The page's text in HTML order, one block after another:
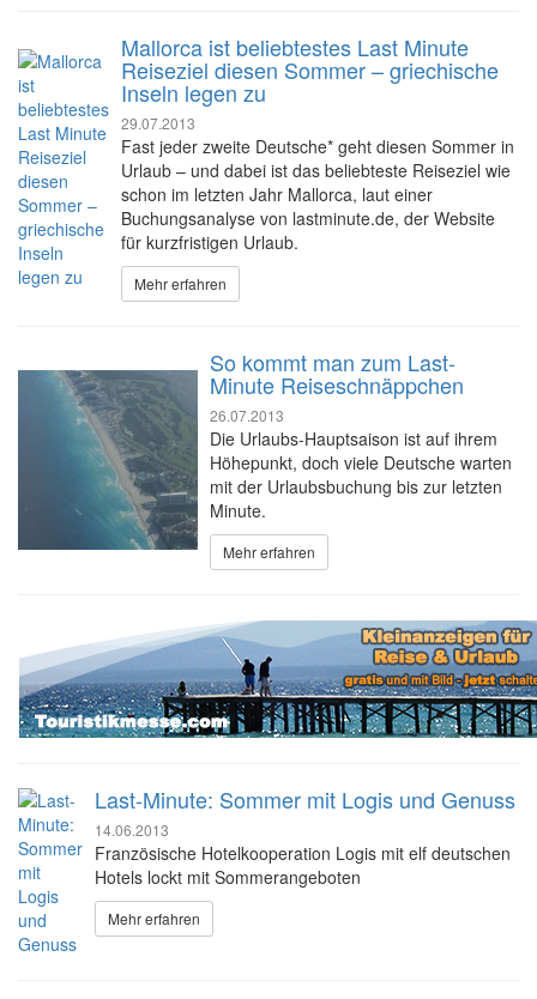
Mallorca ist beliebtestes Last Minute
Reiseziel diesen Sommer – griechische
Inseln legen zu
29.07.2013
Fast jeder zweite Deutsche* geht diesen Sommer in
Urlaub – und dabei ist das beliebteste Reiseziel wie
schon im letzten Jahr Mallorca, laut einer
Buchungsanalyse von lastminute.de, der Website
für kurzfristigen Urlaub.
Mehr erfahren
So kommt man zum Last-
Minute Reiseschnäppchen
26.07.2013
Die Urlaubs-Hauptsaison ist auf ihrem
Höhepunkt, doch viele Deutsche warten
mit der Urlaubsbuchung bis zur letzten
Minute.
Mehr erfahren
Last-Minute: Sommer mit Logis und Genuss
14.06.2013
Französische Hotelkooperation Logis mit elf deutschen
Hotels lockt mit Sommerangeboten
Mehr erfahren